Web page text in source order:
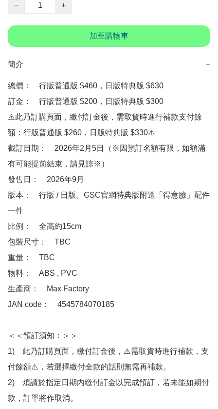
−
+
加至購物車
簡介 −
總價：　行版普通版 $460，日版特典版 $630
訂金：　行版普通版 $200，日版特典版 $300
⚠️此乃訂購頁面，繳付訂金後，需取貨時進行補款支付餘
額：行版普通版 $260，日版特典版 $330⚠️
截訂日期：　2026年2月5日（※因預訂名額有限，如額滿
有可能提前結束，請見諒※）
發售日：　2026年9月
版本：　行版 / 日版。GSC官網特典版附送「得意臉」配件
一件
比例：　全高約15cm
包裝尺寸：　TBC
重量：　TBC
物料：　ABS , PVC
生產商：　Max Factory
JAN code：　4545784070185
＜＜預訂須知：＞＞
1)　此乃訂購頁面，繳付訂金後，⚠️需取貨時進行補款，支
付餘額⚠️，若選擇繳付全款的話則無需再補款。
2)　煩請於指定日期內繳付訂金以完成預訂，若未能如期付
款，訂單將作取消。